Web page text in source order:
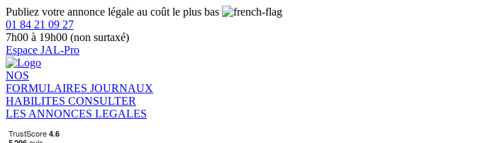
Publiez votre annonce légale au coût le plus bas
01 84 21 09 27
7h00 à 19h00 (non surtaxé)
Espace JAL-Pro
NOS
FORMULAIRES JOURNAUX
HABILITES CONSULTER
LES ANNONCES LEGALES